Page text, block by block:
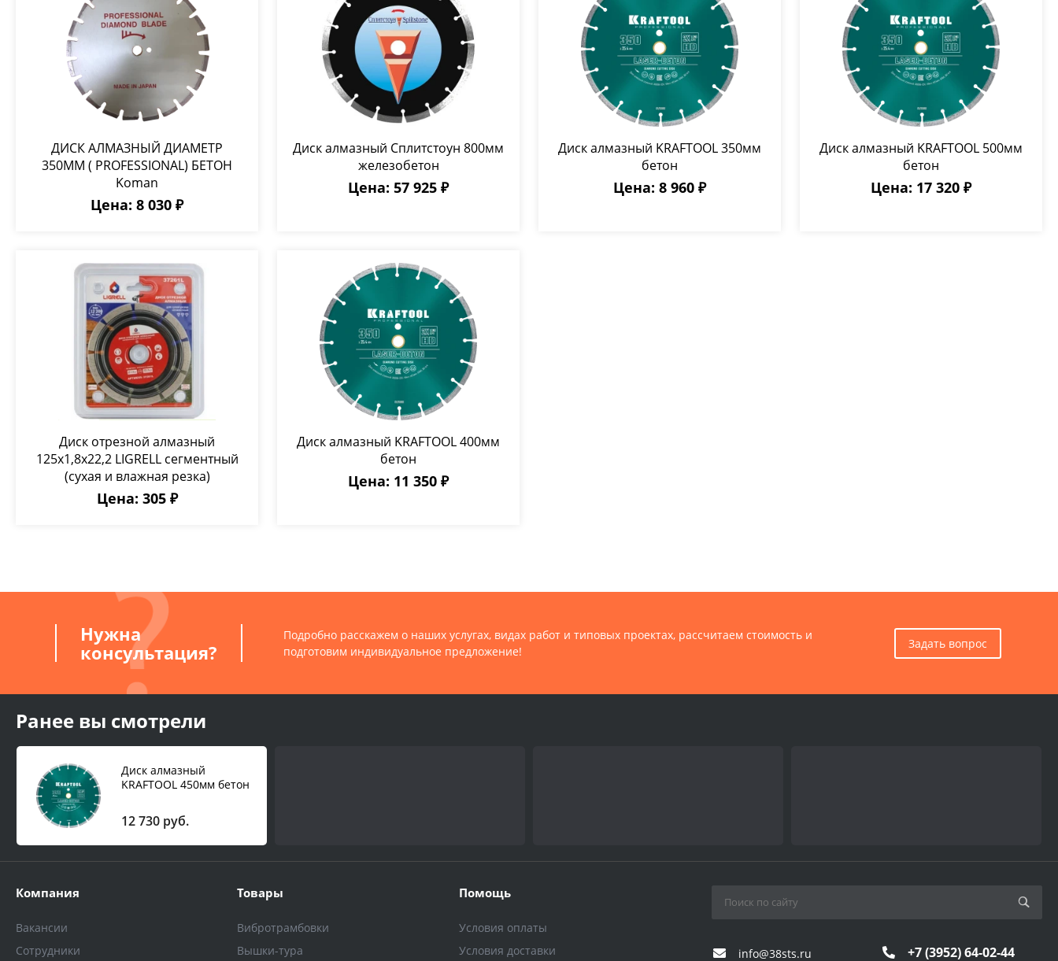
ДИСК АЛМАЗНЫЙ ДИАМЕТР
350ММ ( PROFESSIONAL) БЕТОН
Koman
Цена: 8 030 ₽
Диск алмазный Сплитстоун 800мм
железобетон
Цена: 57 925 ₽
Диск алмазный KRAFTOOL 350мм
бетон
Цена: 8 960 ₽
Диск алмазный KRAFTOOL 500мм
бетон
Цена: 17 320 ₽
Диск отрезной алмазный
125х1,8х22,2 LIGRELL сегментный
(сухая и влажная резка)
Цена: 305 ₽
Диск алмазный KRAFTOOL 400мм
бетон
Цена: 11 350 ₽
Нужна
консультация?
Подробно расскажем о наших услугах, видах работ и типовых проектах, рассчитаем стоимость и
подготовим индивидуальное предложение!
Задать вопрос
Ранее вы смотрели
Диск алмазный
KRAFTOOL 450мм бетон
12 730 руб.
Компания
Вакансии
Сотрудники
Товары
Вибротрамбовки
Вышки-тура
Помощь
Условия оплаты
Условия доставки
info@38sts.ru +7 (3952) 64-02-44